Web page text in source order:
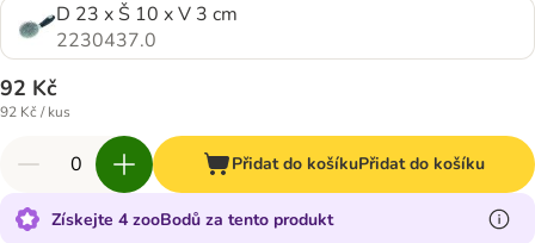
D 23 x Š 10 x V 3 cm
2230437.0
92 Kč
92 Kč / kus
Přidat do košíkuPřidat do košíku
Získejte 4 zooBodů za tento produkt